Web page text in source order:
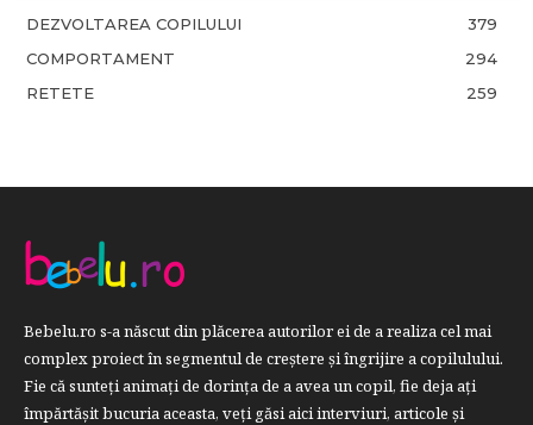
DEZVOLTAREA COPILULUI
379
COMPORTAMENT
294
RETETE
259
Bebelu.ro s-a născut din plăcerea autorilor ei de a realiza cel mai
complex proiect în segmentul de creştere şi îngrijire a copilulului.
Fie că sunteţi animaţi de dorinţa de a avea un copil, fie deja aţi
împărtăşit bucuria aceasta, veți găsi aici interviuri, articole şi